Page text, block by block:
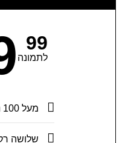
99
לתמונה
מעל 100 תמונות ערוכות
שלושה